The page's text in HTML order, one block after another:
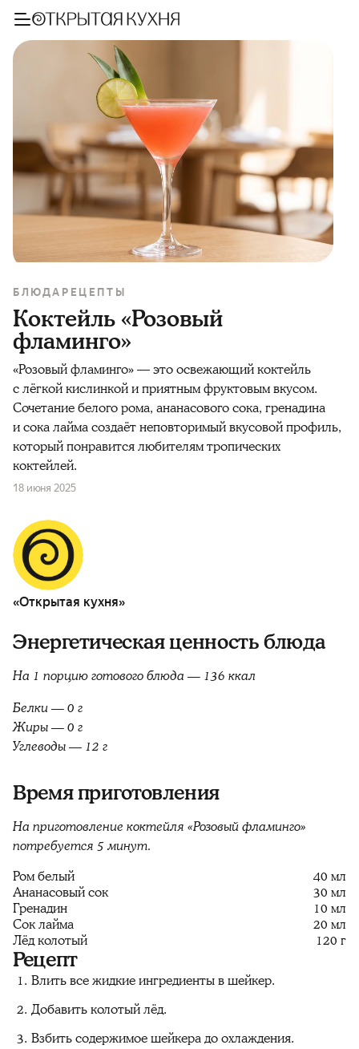
БЛЮДА РЕЦЕПТЫ
Коктейль «Розовый
фламинго»
«Розовый фламинго» — это освежающий коктейль
с лёгкой кислинкой и приятным фруктовым вкусом.
Сочетание белого рома, ананасового сока, гренадина
и сока лайма создаёт неповторимый вкусовой профиль,
который понравится любителям тропических
коктейлей.
18 июня 2025
«Открытая кухня»
Энергетическая ценность блюда
На 1 порцию готового блюда — 136 ккал
Белки — 0 г
Жиры — 0 г
Углеводы — 12 г
Время приготовления
На приготовление коктейля «Розовый фламинго»
потребуется 5 минут.
Ром белый
40 мл
Ананасовый сок
30 мл
Гренадин
10 мл
Сок лайма
20 мл
Лёд колотый
120 г
Рецепт
Влить все жидкие ингредиенты в шейкер.
Добавить колотый лёд.
Взбить содержимое шейкера до охлаждения.